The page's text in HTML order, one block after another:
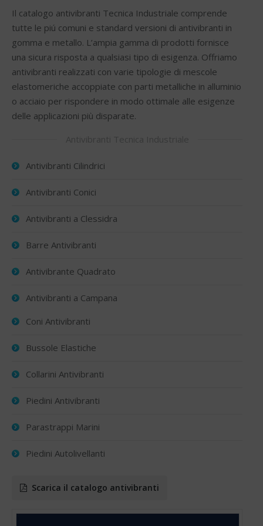
Il catalogo antivibranti Tecnica Industriale comprende
tutte le piú comuni e standard versioni di antivibranti in
gomma e metallo. L’ampia gamma di prodotti fornisce
una sicura risposta a qualsiasi tipo di esigenza. Offriamo
antivibranti realizzati con varie tipologie di mescole
elastomeriche accoppiate con parti metalliche in alluminio
o acciaio per rispondere in modo ottimale alle esigenze
delle applicazioni più disparate.
Antivibranti Cilindrici
Antivibranti Conici
Antivibranti a Clessidra
Barre Antivibranti
Antivibrante Quadrato
Antivibranti a Campana
Coni Antivibranti
Bussole Elastiche
Collarini Antivibranti
Piedini Antivibranti
Parastrappi Marini
Piedini Autolivellanti
Scarica il catalogo antivibranti